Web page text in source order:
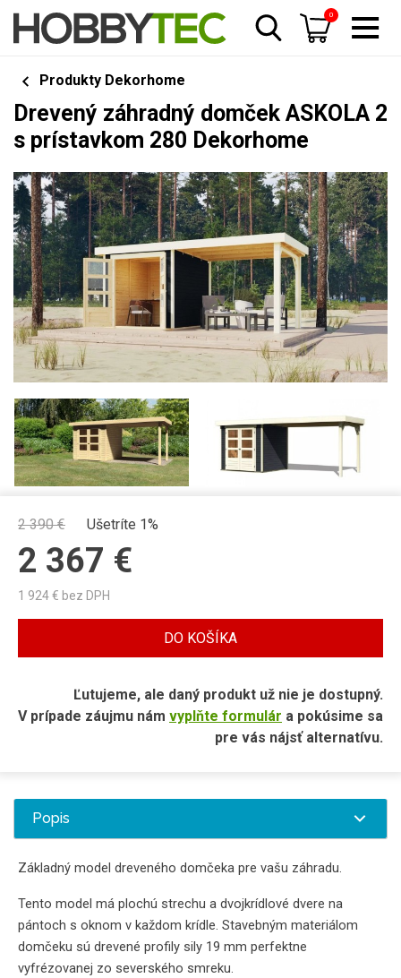
0
Produkty Dekorhome
Drevený záhradný domček ASKOLA 2
s prístavkom 280 Dekorhome
2 390€ Ušetríte 1%
2 367 €
1 924€ bez DPH
DO KOŠÍKA
Ľutujeme, ale daný produkt už nie je dostupný.
V prípade záujmu nám vyplňte formulár a pokúsime sa
pre vás nájsť alternatívu.
Popis
Základný model dreveného domčeka pre vašu záhradu.
Tento model má plochú strechu a dvojkrídlové dvere na
pántoch s oknom v každom krídle. Stavebným materiálom
domčeku sú drevené profily sily 19 mm perfektne
vyfrézovanej zo severského smreku.